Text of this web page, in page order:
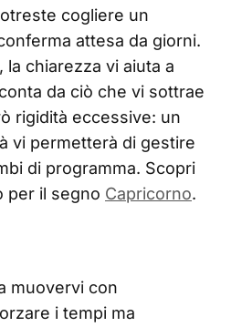
cogliere un
attesa da giorni.
la chiarezza vi aiuta a
da ciò che vi sottrae
rigidità eccessive: un
vi permetterà di gestire
di programma. Scopri
per il segno Capricorno.
muovervi con
i tempi ma